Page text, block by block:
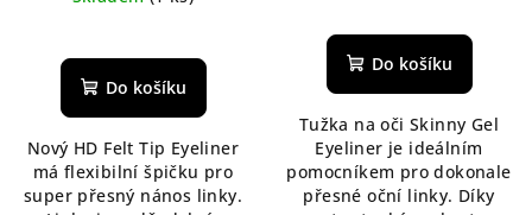
hodnocení
produktu
z
5
hvězdiček.
Do košíku
Nový HD Felt Tip Eyeliner
má flexibilní špičku pro
super přesný nános linky.
hodnocení
produktu
z
5
hvězdiček.
Do košíku
Tužka na oči Skinny Gel
Eyeliner je ideálním
pomocníkem pro dokonale
přesné oční linky. Díky